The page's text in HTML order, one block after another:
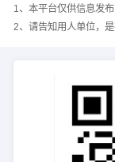
1、本平台仅供信息发
2、请告知用人单位，